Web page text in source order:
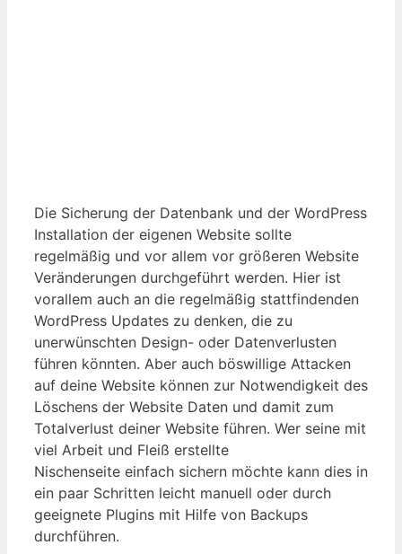
Die Sicherung der Datenbank und der WordPress
Installation der eigenen Website sollte
regelmäßig und vor allem vor größeren Website
Veränderungen durchgeführt werden. Hier ist
vorallem auch an die regelmäßig stattfindenden
WordPress Updates zu denken, die zu
unerwünschten Design- oder Datenverlusten
führen könnten. Aber auch böswillige Attacken
auf deine Website können zur Notwendigkeit des
Löschens der Website Daten und damit zum
Totalverlust deiner Website führen. Wer seine mit
viel Arbeit und Fleiß erstellte
Nischenseite einfach sichern möchte kann dies in
ein paar Schritten leicht manuell oder durch
geeignete Plugins mit Hilfe von Backups
durchführen.